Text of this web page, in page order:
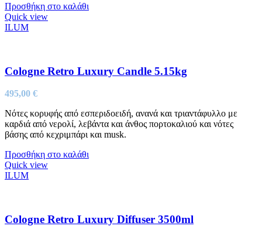
Προσθήκη στο καλάθι
Quick view
ILUM
Cologne Retro Luxury Candle 5.15kg
495,00 €
Nότες κορυφής από εσπεριδοειδή, ανανά και τριαντάφυλλο με
καρδιά από νερολί, λεβάντα και άνθος πορτοκαλιού και νότες
βάσης από κεχριμπάρι και musk.
Προσθήκη στο καλάθι
Quick view
ILUM
Cologne Retro Luxury Diffuser 3500ml